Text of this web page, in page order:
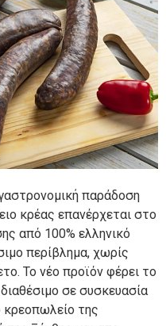
παράδοση
κρέας επανέρχεται στο
από 100% ελληνικό
περίβλημα, χωρίς
Το νέο προϊόν φέρει το
σε συσκευασία
της